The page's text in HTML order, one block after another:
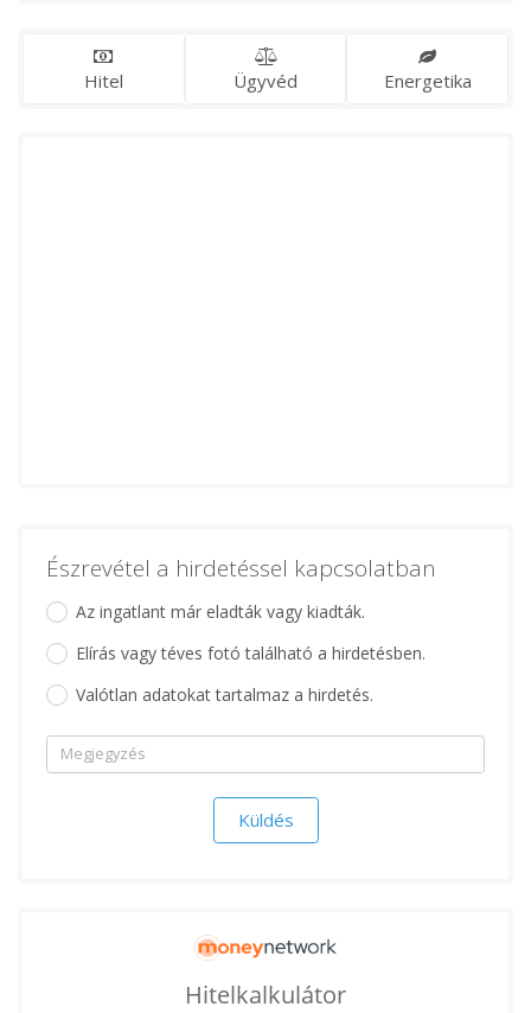
Hitel Ügyvéd Energetika
Észrevétel a hirdetéssel kapcsolatban
Az ingatlant már eladták vagy kiadták.
Elírás vagy téves fotó található a hirdetésben.
Valótlan adatokat tartalmaz a hirdetés.